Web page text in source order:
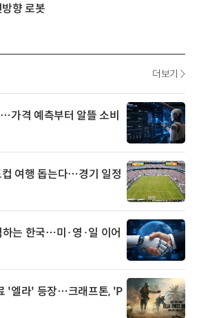
향 로봇
더보기
가격 예측부터 알뜰 소비
여행 돕는다…경기 일정
는 한국…미·영·일 이어
'엘라' 등장…크래프톤, 'P